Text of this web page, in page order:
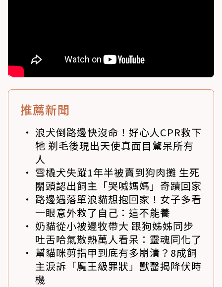
推薦新聞
浪犬倒路邊快沒命！好心人CPR救下
牠 剃毛後現出天使真面目驚呆所有
人
雪橇犬失蹤1年半被賣到狗肉攤 生死
關頭認出飼主「哭喊媽媽」奇蹟回家
路邊遇落單浪貓想抱回家！女子多看
一眼意外救了自己：這不能養
奶貓從小被邊牧帶大 跟狗姊姊同步
吐舌哈氣散熱萬人看呆：靈魂同化了
幫貓咪剪指甲到底有多崩潰？8成飼
主淚訴「魔王級罪狀」獸醫揭降伏時
機